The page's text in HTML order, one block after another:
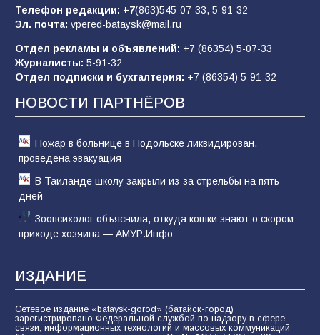
62 04.08.2026
В детском саду № 17 прошёл конкурс «Мини-
Мисс»
53 08.08.2026
Телефон редакции: +7(863)545-07-33, 5-91-32
Эл. почта: vpered-bataysk@mail.ru
Отдел рекламы и объявлений: +7 (86354) 5-07-33
Журналисты: 5-91-32
Отдел подписки и бухгалтерия: +7 (86354) 5-91-32
НОВОСТИ ПАРТНЁРОВ
Пожар в больнице в Подольске ликвидирован,
проведена эвакуация
В Таиланде школу закрыли из-за стрельбы на пять
дней
Зоопсихолог объяснила, откуда кошки знают о скором
приходе хозяина — АМУР.Инфо
ИЗДАНИЕ
Сетевое издание «bataysk-gorod» (батайск-город)
зарегистрировано Федеральной службой по надзору в сфере
связи, информационных технологий и массовых коммуникаций